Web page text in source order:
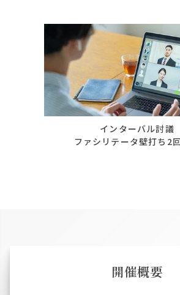
インターバル討議
ファシリテータ壁打ち2
開催概要